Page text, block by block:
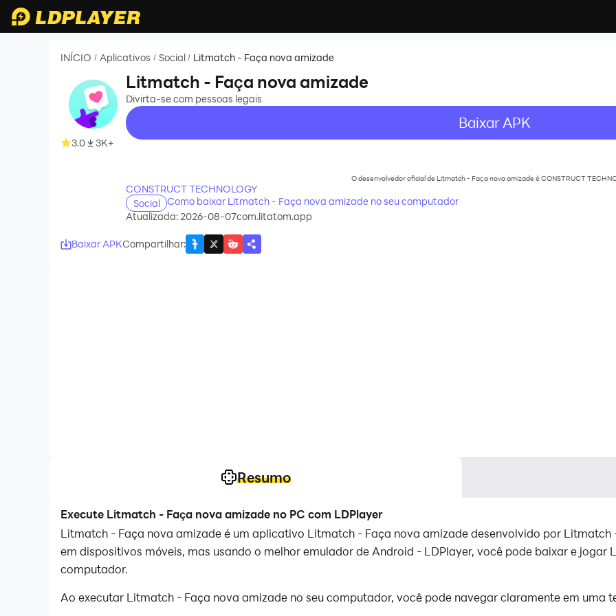
INÍCIO / Aplicativos / Social / Litmatch - Faça nova amizade
3.0 3K+
Litmatch - Faça nova amizade
Divirta-se com pessoas legais
Baixar APK
recommend
O desenvolvedor oficial de Litmatch - Faça nova amizade é CONSTRUCT
CONSTRUCT TECHNOLOGY
Social
Como baixar Litmatch - Faça nova amizade no seu computador
Atualizada: 2026-08-07com.litatom.app
Baixar APKCompartilhar:
Resumo
Execute Litmatch - Faça nova amizade no PC com LDPlayer
Litmatch - Faça nova amizade é um aplicativo Litmatch - Faça nova amizade desenvolvido por Litmatch
em dispositivos móveis, mas usando o melhor emulador de Android - LDPlayer, você pode baixar e jogar
computador.
Ao executar Litmatch - Faça nova amizade no seu computador, você pode navegar claramente em uma